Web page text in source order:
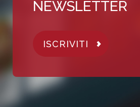
NEWSLETTER
ISCRIVITI